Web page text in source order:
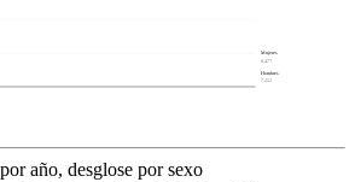
Mujeres
8,477
Hombres
7,252
año, desglose por sexo